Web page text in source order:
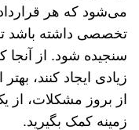
می‌شود که هر
تخصصی داشته باشد
سنجیده شود. از آنجا
زیادی ایجاد کنند،
از بروز مشکلات، از
زمینه کمک بگیرید.